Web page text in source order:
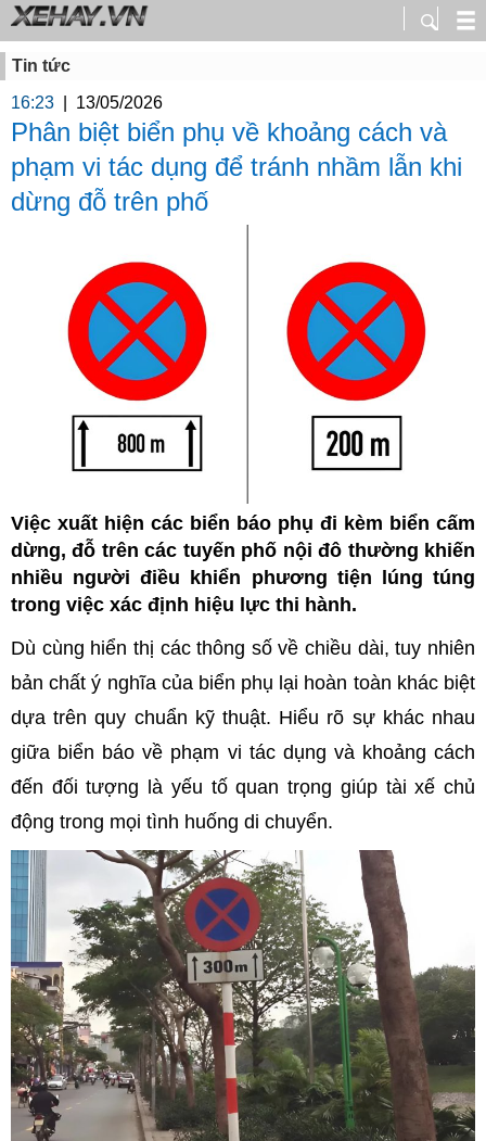
Tin tức
16:23
13/05/2026
Phân biệt biển phụ về khoảng cách và
phạm vi tác dụng để tránh nhầm lẫn khi
dừng đỗ trên phố
Việc xuất hiện các biển báo phụ đi kèm biển cấm
dừng, đỗ trên các tuyến phố nội đô thường khiến
nhiều người điều khiển phương tiện lúng túng
trong việc xác định hiệu lực thi hành.
Dù cùng hiển thị các thông số về chiều dài, tuy nhiên
bản chất ý nghĩa của biển phụ lại hoàn toàn khác biệt
dựa trên quy chuẩn kỹ thuật. Hiểu rõ sự khác nhau
giữa biển báo về phạm vi tác dụng và khoảng cách
đến đối tượng là yếu tố quan trọng giúp tài xế chủ
động trong mọi tình huống di chuyển.